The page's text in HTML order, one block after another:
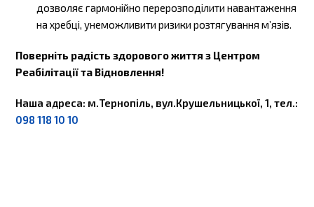
дозволяє гармонійно перерозподілити навантаження
на хребці, унеможливити ризики розтягування м’язів.
Поверніть радість здорового життя з Центром
Реабілітації та Відновлення!
Наша адреса: м.Тернопіль, вул.Крушельницької, 1, тел.:
098 118 10 10